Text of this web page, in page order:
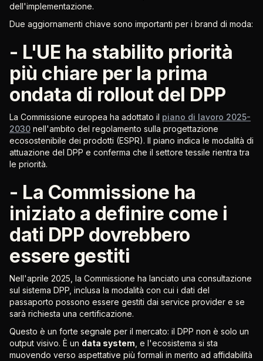
dell'implementazione.
Due aggiornamenti chiave sono importanti per i brand di moda:
- L'UE ha stabilito priorità
più chiare per la prima
ondata di rollout del DPP
La Commissione europea ha adottato il piano di lavoro 2025-
2030 nell'ambito del regolamento sulla progettazione
ecosostenibile dei prodotti (ESPR). Il piano indica le modalità di
attuazione del DPP e conferma che il settore tessile rientra tra
le priorità.
- La Commissione ha
iniziato a definire come i
dati DPP dovrebbero
essere gestiti
Nell'aprile 2025, la Commissione ha lanciato una consultazione
sul sistema DPP, inclusa la modalità con cui i dati del
passaporto possono essere gestiti dai service provider e se
sarà richiesta una certificazione.
Questo è un forte segnale per il mercato: il DPP non è solo un
output visivo. È un data system , e l'ecosistema si sta
muovendo verso aspettative più formali in merito ad affidabilità